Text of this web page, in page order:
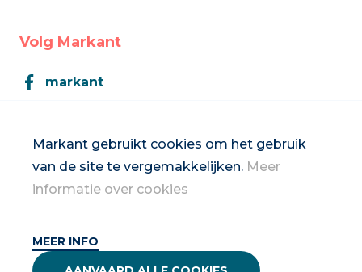
Markant gebruikt cookies om het gebruik
van de site te vergemakkelijken. Meer
informatie over cookies
MEER INFO
Volg Markant
markant
Inschrijven op de nieuwsbrief
2026 Vrouwennet vzw